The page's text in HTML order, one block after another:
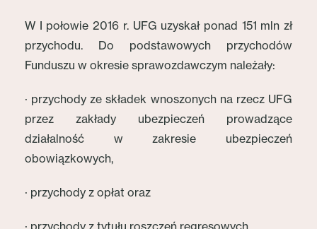
W I połowie 2016 r. UFG uzyskał ponad 151 mln zł
przychodu. Do podstawowych przychodów
Funduszu w okresie sprawozdawczym należały:
· przychody ze składek wnoszonych na rzecz UFG
przez zakłady ubezpieczeń prowadzące
działalność w zakresie ubezpieczeń
obowiązkowych,
· przychody z opłat oraz
· przychody z tytułu roszczeń regresowych.